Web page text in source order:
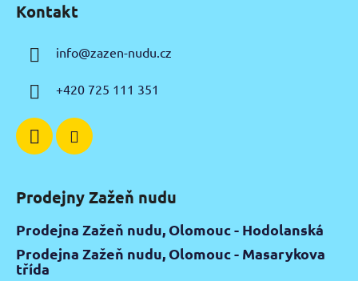
Kontakt
info@zazen-nudu.cz
+420 725 111 351
Prodejny Zažeň nudu
Prodejna Zažeň nudu, Olomouc - Hodolanská
Prodejna Zažeň nudu, Olomouc - Masarykova
třída